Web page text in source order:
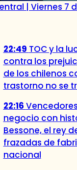
| Viernes 7
22:49 TOC y la
contra los
de los chilenos
trastorno no se
22:16
negocio con
Bessone, el rey
frazadas de
nacional